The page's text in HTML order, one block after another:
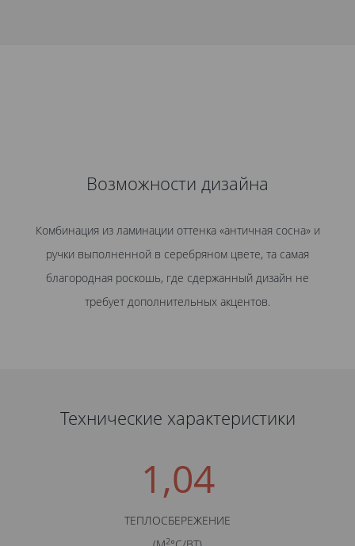
Возможности дизайна
Комбинация из ламинации оттенка «античная сосна» и
ручки выполненной в серебряном цвете, та самая
благородная роскошь, где сдержанный дизайн не
требует дополнительных акцентов.
Технические характеристики
1,04
ТЕПЛОСБЕРЕЖЕНИЕ
2